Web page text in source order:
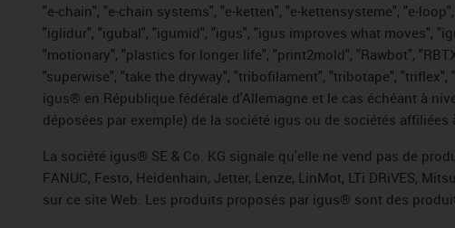
"e-chain", "e-chain systems", "e-ketten", "e-kettensysteme", "e-
"iglidur", "igubal", "igumid", "igus", "igus improves what moves",
"motionary", "plastics for longer life", "print2mold", "Rawbot",
"superwise", "take the dryway", "tribofilament", "tribotape",
igus® en République fédérale d'Allemagne et le cas échéant à
déposées par exemple) de la société igus ou de sociétés
La société igus® SE & Co. KG signale qu'elle ne vend pas de
FANUC, Festo, Heidenhain, Jetter, Lenze, LinMot, LTi DRiVES,
sur ce site Web. Les produits proposés par igus® sont des